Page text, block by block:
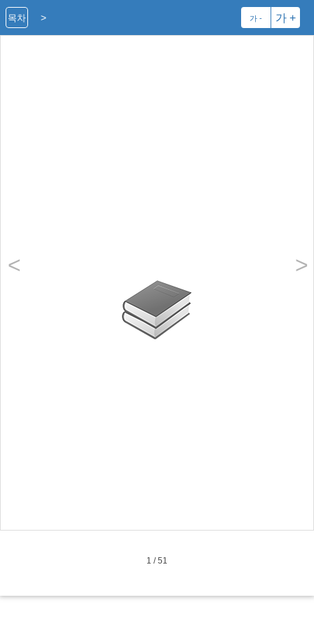
> 가 - 가 +
목차
< >
1 /51